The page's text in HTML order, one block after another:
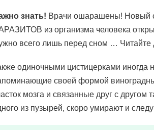
знать! Врачи ошарашены! Новый
из организма человека
всего лишь перед сном … Читайте
одиночными цистицерками иногда
своей формой
мозга и связанные друг с другом
из пузырей, скоро умирают и